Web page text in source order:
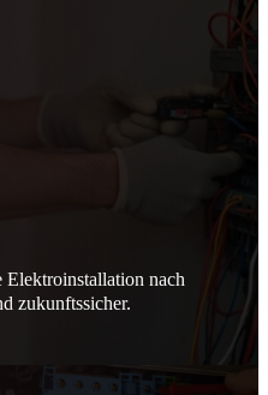
Elektroinstallation nach
zukunftssicher.